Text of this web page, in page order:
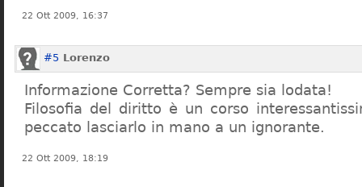
22 Ott 2009, 16:37
#5 Lorenzo
Informazione Corretta? Sempre sia lodata!
Filosofia del diritto è un corso
peccato lasciarlo in mano a un ignorante.
22 Ott 2009, 18:19